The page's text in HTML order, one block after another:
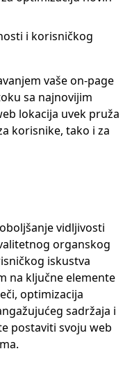
i korisničkog
vaše on-page
sa najnovijim
lokacija uvek pruža
korisnike, tako i za
vidljivosti
organskog
iskustva
na ključne elemente
optimizacija
sadržaja i
postaviti svoju web